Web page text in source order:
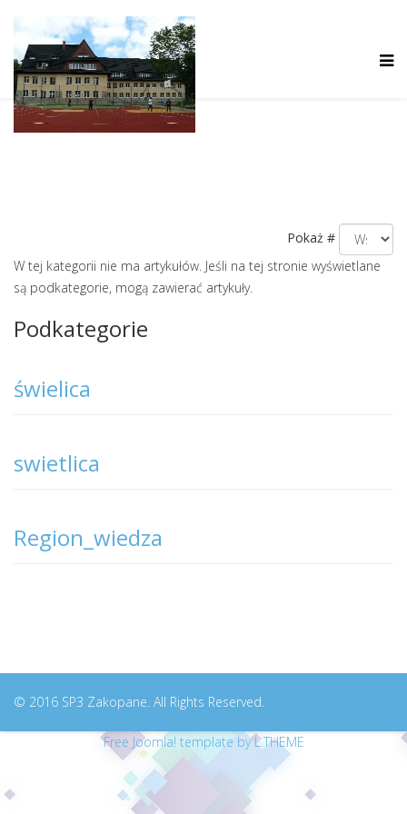
Pokaż #
W tej kategorii nie ma artykułów. Jeśli na tej stronie wyświetlane
są podkategorie, mogą zawierać artykuły.
Podkategorie
świelica
swietlica
Region_wiedza
© 2016 SP3 Zakopane. All Rights Reserved.
Free Joomla! template by L.THEME